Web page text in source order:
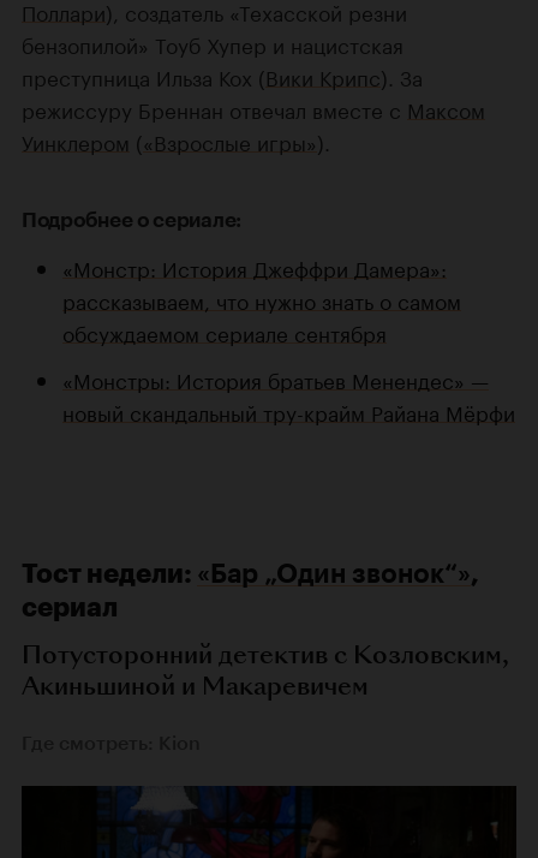
Поллари), создатель «Техасской резни
бензопилой» Тоуб Хупер и нацистская
преступница Ильза Кох (Вики Крипс). За
режиссуру Бреннан отвечал вместе с Максом
Уинклером («Взрослые игры»).
Подробнее о сериале:
«Монстр: История Джеффри Дамера»:
рассказываем, что нужно знать о самом
обсуждаемом сериале сентября
«Монстры: История братьев Менендес» —
новый скандальный тру-крайм Райана Мёрфи
Тост недели: «Бар „Один звонок“»,
сериал
Потусторонний детектив с Козловским,
Акиньшиной и Макаревичем